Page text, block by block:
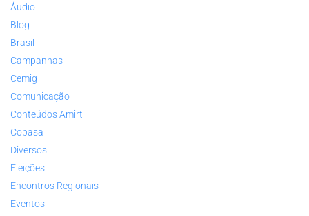
Áudio
Blog
Brasil
Campanhas
Cemig
Comunicação
Conteúdos Amirt
Copasa
Diversos
Eleições
Encontros Regionais
Eventos